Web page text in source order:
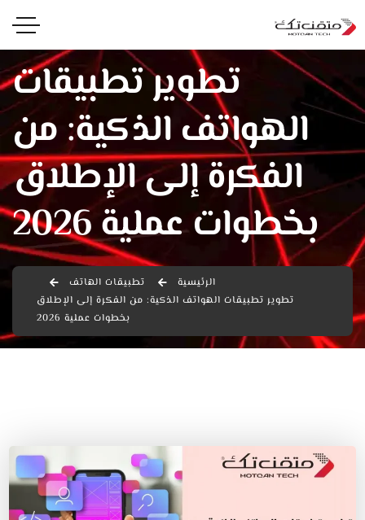
تطوير تطبيقات
الهواتف الذكية: من
الفكرة إلى الإطلاق
بخطوات عملية 2026
الرئيسية
تطبيقات الهاتف
تطوير تطبيقات الهواتف الذكية: من الفكرة إلى الإطلاق
بخطوات عملية 2026